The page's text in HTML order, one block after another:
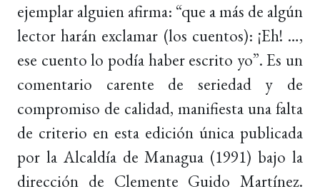
ejemplar alguien afirma: “que a más de algún
lector harán exclamar (los cuentos): ¡Eh! …,
ese cuento lo podía haber escrito yo”. Es un
comentario carente de seriedad y de
compromiso de calidad, manifiesta una falta
de criterio en esta edición única publicada
por la Alcaldía de Managua (1991) bajo la
dirección de Clemente Guido Martínez.